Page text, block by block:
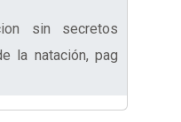
sin secretos
la natación, pag